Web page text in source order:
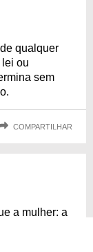
qualquer
ou
sem
COMPARTILHAR
a mulher: a